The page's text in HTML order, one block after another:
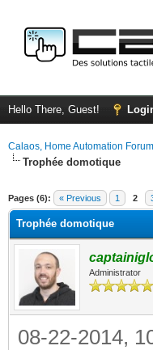
Hello There, Guest!
Calaos, Home Automation Forum
Trophée domotique
Pages (6): « Previous 1 2
Trophée domotique
Administrator
08-22-2014,